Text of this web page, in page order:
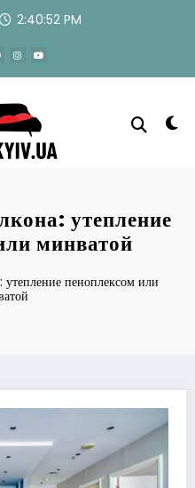
2:40:53 PM
утепление
минватой
утепление пеноплексом или